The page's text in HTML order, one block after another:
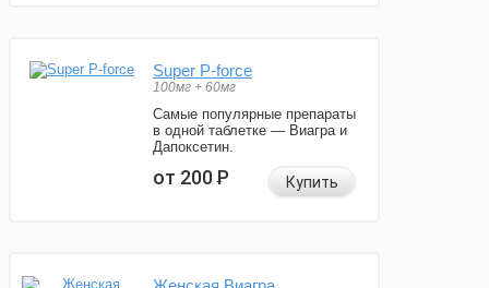
Super P-force
100мг + 60мг
Самые популярные препараты
в одной таблетке — Виагра и
Дапоксетин.
от 200Р Купить